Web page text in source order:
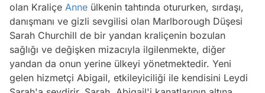
olan Kraliçe Anne ülkenin tahtında otururken, sırdaşı,
danışmanı ve gizli sevgilisi olan Marlborough Düşesi
Sarah Churchill de bir yandan kraliçenin bozulan
sağlığı ve değişken mizacıyla ilgilenmekte, diğer
yandan da onun yerine ülkeyi yönetmektedir. Yeni
gelen hizmetçi Abigail, etkileyiciliği ile kendisini Leydi